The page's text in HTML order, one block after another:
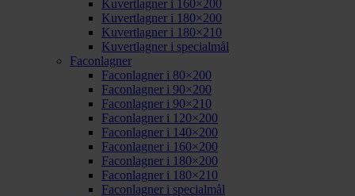
Kuvertlagner i 160×200
Kuvertlagner i 180×200
Kuvertlagner i 180×210
Kuvertlagner i specialmål
Faconlagner
Faconlagner i 80×200
Faconlagner i 90×200
Faconlagner i 90×210
Faconlagner i 120×200
Faconlagner i 140×200
Faconlagner i 160×200
Faconlagner i 180×200
Faconlagner i 180×210
Faconlagner i specialmål